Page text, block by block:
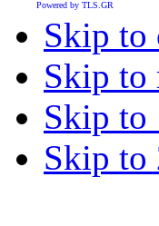
Skip to
Skip to
Skip to
Skip to
Powered by TLS.GR